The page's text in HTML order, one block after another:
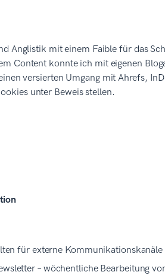
Anglistik mit einem Faible für das
Content konnte ich mit eigenen
versierten Umgang mit Ahrefs,
unter Beweis stellen.
für externe
– wöchentliche Bearbeitung